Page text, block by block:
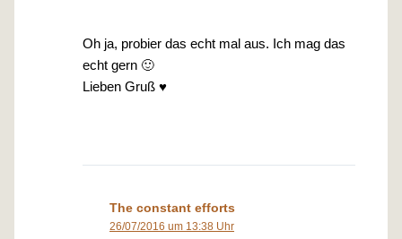
Oh ja, probier das echt mal aus. Ich mag das
echt gern 🙂
Lieben Gruß ♥
The constant efforts
26/07/2016 um 13:38 Uhr